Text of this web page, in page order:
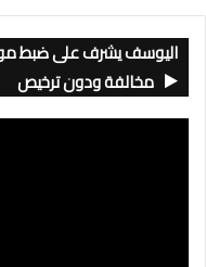
اليوسف يشرف على ضبط
مخالفة ودون ترخيص